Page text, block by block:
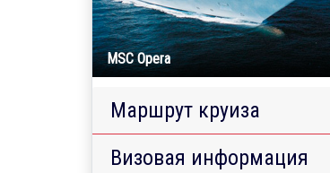
MSC Opera
Маршрут круиза
Визовая информация